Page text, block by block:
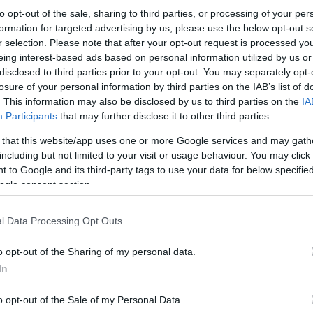
opt-out of the sale, sharing to third parties, or processing of your
for targeted advertising by us, please use the below opt-out
selection. Please note that after your opt-out request is processed
interest-based ads based on personal information utilized by us
to third parties prior to your opt-out. You may separately
of your personal information by third parties on the IAB’s list of
This information may also be disclosed by us to third parties on the
Participants that may further disclose it to other third parties.
that this website/app uses one or more Google services and may
but not limited to your visit or usage behaviour. You may
to Google and its third-party tags to use your data for below
consent section.
Data Processing Opt Outs
opt-out of the Sharing of my personal data.
opt-out of the Sale of my Personal Data.
F1
Az F1-es pilóta álma egy
Toyotában vált valóra, aludni sem
tudott előtte